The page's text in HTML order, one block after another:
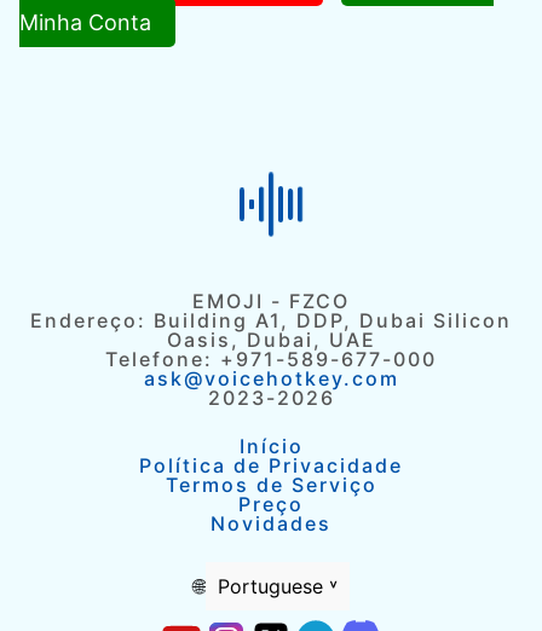
Minha Conta
EMOJI - FZCO
Endereço: Building A1, DDP, Dubai Silicon
Oasis, Dubai, UAE
Telefone: +971-589-677-000
ask@voicehotkey.com
2023-2026
Início
Política de Privacidade
Termos de Serviço
Preço
Novidades
🌐 Portuguese ˅